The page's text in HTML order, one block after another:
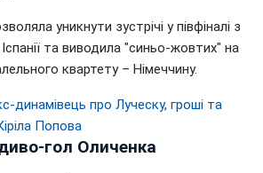
уникнути зустрічі у півфіналі з
та виводила "синьо-жовтих" на
квартету – Німеччину.
динамівець про Луческу, гроші та
Попова
гол Оличенка